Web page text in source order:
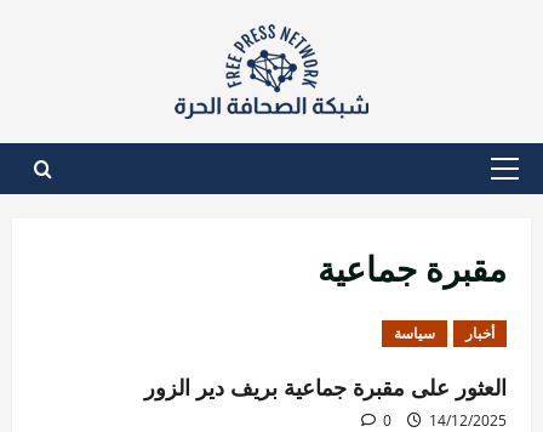
القائمة
مقبرة جماعية
أخبار سياسة
العثور على مقبرة جماعية بريف دير الزور
14/12/2025
0